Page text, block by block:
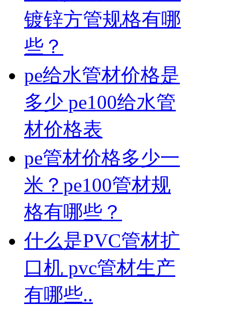
镀锌方管规格有哪
些？
pe给水管材价格是
多少 pe100给水管
材价格表
pe管材价格多少一
米？pe100管材规
格有哪些？
什么是PVC管材扩
口机 pvc管材生产
有哪些..